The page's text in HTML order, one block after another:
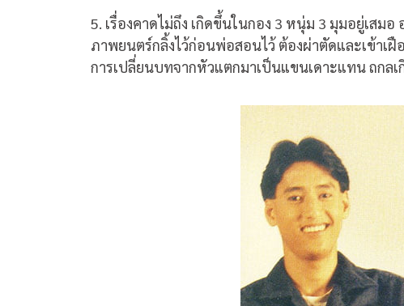
5. เรื่องคาดไม่ถึง เกิดขึ้นในกอง 3 หนุ่ม 3 มุมอยู่เส
ภาพยนตร์กลิ้งไว้ก่อนพ่อสอนไว้ ต้องผ่าตัดและเข้าเ
การเปลี่ยนบทจากหัวแตกมาเป็นแขนเดาะแทน ถกล